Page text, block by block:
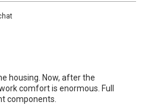
housing. Now, after the
comfort is enormous. Full
components.